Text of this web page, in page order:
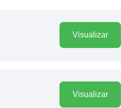
Visualizar
Visualizar